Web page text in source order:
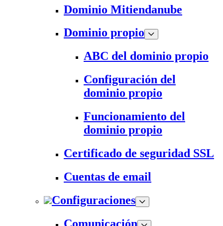
Dominio Mitiendanube
Dominio propio
ABC del dominio propio
Configuración del
dominio propio
Funcionamiento del
dominio propio
Certificado de seguridad SSL
Cuentas de email
Configuraciones
Comunicación